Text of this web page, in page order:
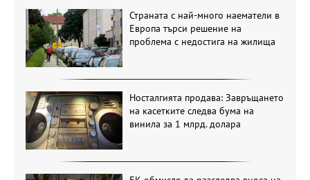
Страната с най-много наематели в
Европа търси решение на
проблема с недостига на жилища
Носталгията продава: Завръщането
на касетките следва бума на
винила за 1 млрд. долара